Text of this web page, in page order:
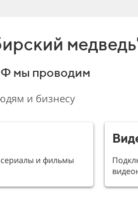
и бизнесу
и фильмы
мы проводим